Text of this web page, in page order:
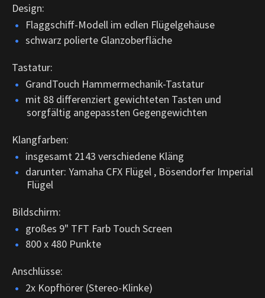
Design:
Flaggschiff-Modell im edlen Flügelgehäuse
schwarz polierte Glanzoberfläche
Tastatur:
GrandTouch Hammermechanik-Tastatur
mit 88 differenziert gewichteten Tasten und
sorgfältig angepassten Gegengewichten
Klangfarben:
insgesamt 2143 verschiedene Kläng
darunter: Yamaha CFX Flügel , Bösendorfer Imperial
Flügel
Bildschirm:
großes 9" TFT Farb Touch Screen
800 x 480 Punkte
Anschlüsse:
2x Kopfhörer (Stereo-Klinke)